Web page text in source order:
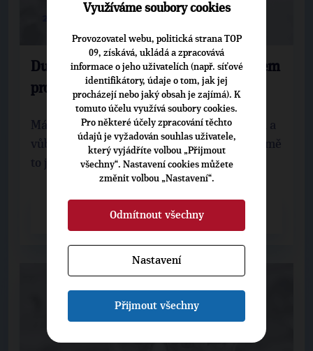
2. 10. 2018
Dungl: Chci být prospěšným senátorem
pro naši republiku
Mám dojem, že politická kultura v naší zemi a
vůbec celá atmosféra není dobrá a naplňuje mě
to jistým smutkem. Rád bych proto svoje ...
CELÝ ČLÁNEK
Využíváme soubory cookies
Provozovatel webu, politická strana TOP
09, získává, ukládá a zpracovává
informace o jeho uživatelích (např. síťové
identifikátory, údaje o tom, jak jej
procházejí nebo jaký obsah je zajímá). K
tomuto účelu využívá soubory cookies.
Pro některé účely zpracování těchto
údajů je vyžadován souhlas uživatele,
který vyjádříte volbou „Přijmout
všechny“. Nastavení cookies můžete
změnit volbou „Nastavení“.
Odmítnout všechny
Nastavení
Přijmout všechny